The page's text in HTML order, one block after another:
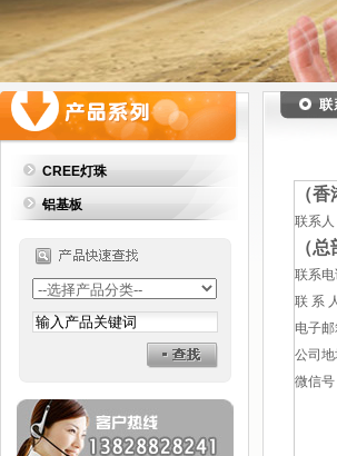
CREE灯珠
铝基板
（
联系
（
联系
联 系
电子
公司
微信